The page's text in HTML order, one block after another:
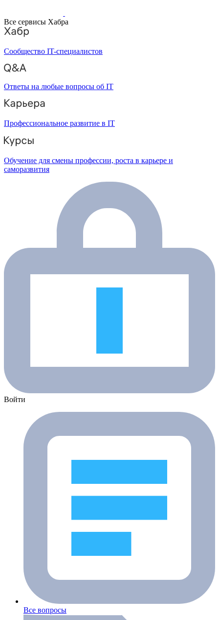
Все сервисы Хабра
Сообщество IT-специалистов
Ответы на любые вопросы об IT
Профессиональное развитие в IT
Обучение для смены профессии, роста в карьере и
саморазвития
Войти
Все вопросы